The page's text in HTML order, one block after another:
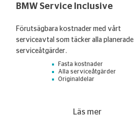
BMW Service Inclusive
Förutsägbara kostnader med vårt
serviceavtal som täcker alla planerade
serviceåtgärder.
Fasta kostnader
Alla serviceåtgärder
Originaldelar
Läs mer